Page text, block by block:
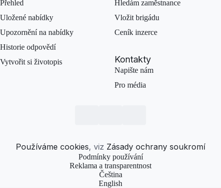
Přehled
Uložené nabídky
Upozornění na nabídky
Historie odpovědí
Vytvořit si životopis
Hledám zaměstnance
Vložit brigádu
Ceník inzerce
Kontakty
Napište nám
Pro média
Používáme cookies, viz Zásady ochrany soukromí
Podmínky používání
Reklama a transparentnost
Čeština
English